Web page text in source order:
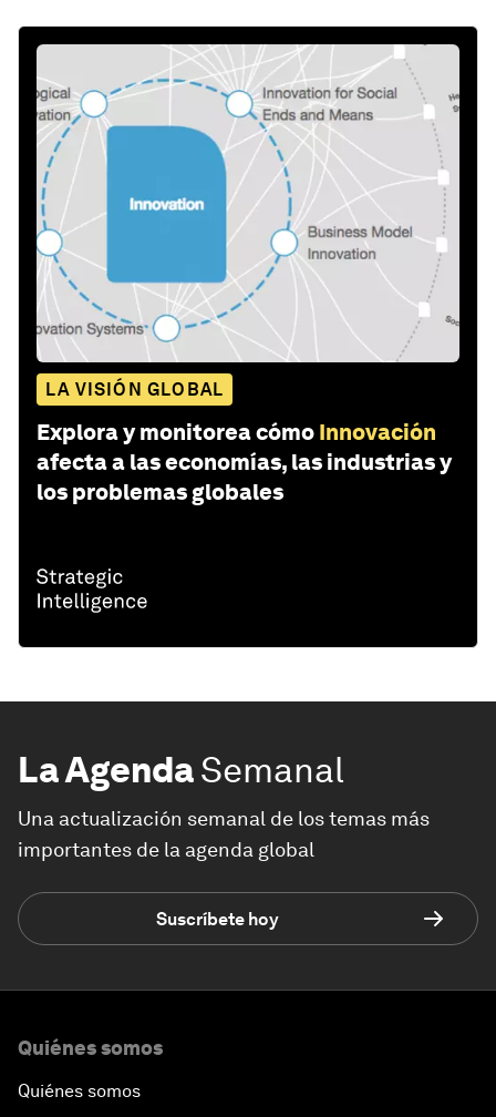
LA VISIÓN GLOBAL
Explora y monitorea cómo Innovación
afecta a las economías, las industrias y
los problemas globales
La AgendaSemanal
Una actualización semanal de los temas más
importantes de la agenda global
Suscríbete hoy
Quiénes somos
Quiénes somos